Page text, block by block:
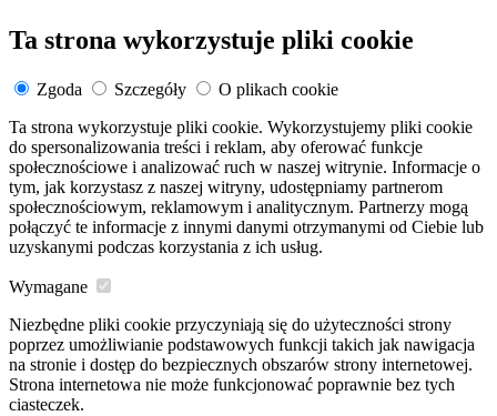
Ta strona wykorzystuje pliki cookie
Zgoda Szczegóły
O plikach cookie
Ta strona wykorzystuje pliki cookie. Wykorzystujemy pliki cookie
do spersonalizowania treści i reklam, aby oferować funkcje
społecznościowe i analizować ruch w naszej witrynie. Informacje o
tym, jak korzystasz z naszej witryny, udostępniamy partnerom
społecznościowym, reklamowym i analitycznym. Partnerzy mogą
połączyć te informacje z innymi danymi otrzymanymi od Ciebie lub
uzyskanymi podczas korzystania z ich usług.
Wymagane
Niezbędne pliki cookie przyczyniają się do użyteczności strony
poprzez umożliwianie podstawowych funkcji takich jak nawigacja
na stronie i dostęp do bezpiecznych obszarów strony internetowej.
Strona internetowa nie może funkcjonować poprawnie bez tych
ciasteczek.